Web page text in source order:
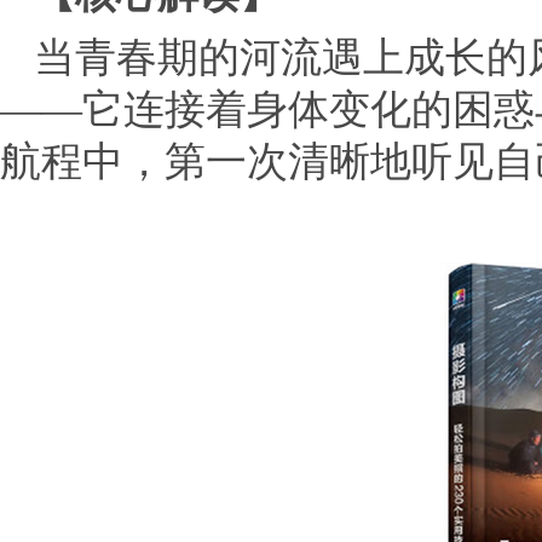
当青春期的河流遇上成长
——它连接着身体变化的困惑
航程中，第一次清晰地听见